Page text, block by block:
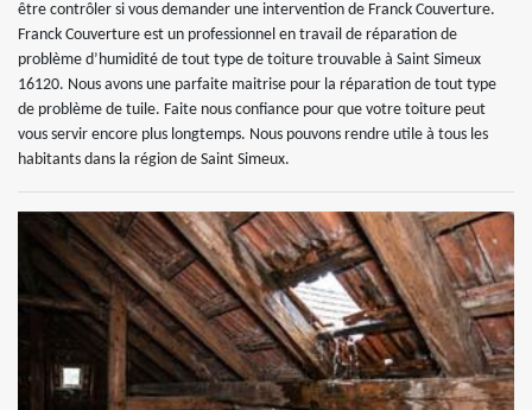
être contrôler si vous demander une intervention de Franck Couverture.
Franck Couverture est un professionnel en travail de réparation de
problème d’humidité de tout type de toiture trouvable à Saint Simeux
16120. Nous avons une parfaite maitrise pour la réparation de tout type
de problème de tuile. Faite nous confiance pour que votre toiture peut
vous servir encore plus longtemps. Nous pouvons rendre utile à tous les
habitants dans la région de Saint Simeux.